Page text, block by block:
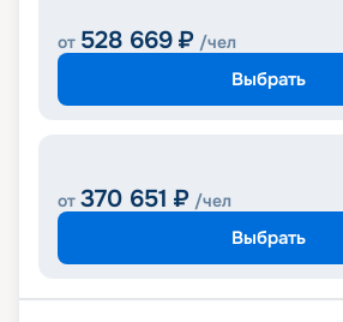
от 528 669 ₽ /чел
Выбрать
от 370 651 ₽ /чел
Выбрать